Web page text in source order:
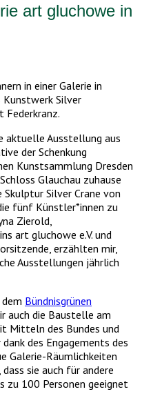
art gluchowe in
aktuelle Ausstellung aus
der Schenkung
Kunstsammlung Dresden
Schloss Glauchau zuhause
Silver Crane von
fünf Künstler*innen zu
Zierold,
art gluchowe e.V. und
erzählten mir,
Ausstellungen jährlich
Bündnisgrünen
auch die Baustelle am
Mitteln des Bundes und
des Engagements des
Galerie-Räumlichkeiten
sie auch für andere
zu 100 Personen geeignet